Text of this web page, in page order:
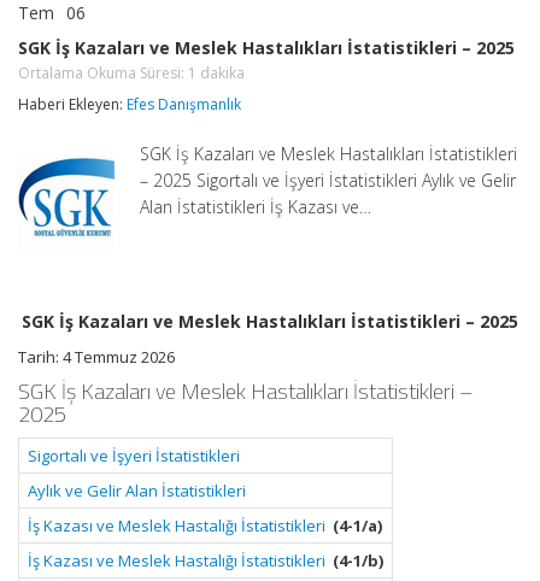
Tem 06
Kazaları
ve
Meslek
Hastalıkları
–
2025
Ortalama
Okuma
SGK İş Kazaları ve Meslek Hastalıkları İstatistikleri – 2025
Ortalama Okuma Süresi: 1 dakika
Haberi Ekleyen: Efes Danışmanlık
SGK İş Kazaları ve Meslek Hastalıkları İstatistikleri
– 2025 Sigortalı ve İşyeri İstatistikleri Aylık ve Gelir
Alan İstatistikleri İş Kazası ve…
SGK İş Kazaları ve Meslek Hastalıkları İstatistikleri – 2025
Tarih: 4 Temmuz 2026
SGK İş Kazaları ve Meslek Hastalıkları İstatistikleri –
2025
Sigortalı ve İşyeri İstatistikleri
Aylık ve Gelir Alan İstatistikleri
İş Kazası ve Meslek Hastalığı İstatistikleri (4-1/a)
İş Kazası ve Meslek Hastalığı İstatistikleri (4-1/b)